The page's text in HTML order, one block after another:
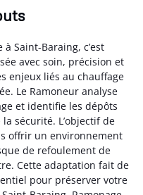
Saint-Baraing, c’est
avec soin, précision et
enjeux liés au chauffage
Le Ramoneur analyse
et identifie les dépôts
sécurité. L’objectif de
offrir un environnement
de refoulement de
Cette adaptation fait de
pour préserver votre